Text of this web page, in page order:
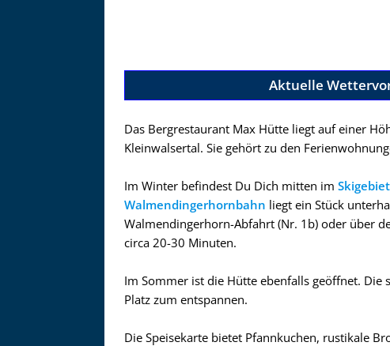
Aktuelle
Das Bergrestaurant Max Hütte liegt auf einer
Kleinwalsertal. Sie gehört zu den
Im Winter befindest Du Dich mitten im
Walmendingerhornbahn liegt ein Stück
Walmendingerhorn-Abfahrt (Nr. 1b) oder über
circa 20-30 Minuten.
Im Sommer ist die Hütte ebenfalls geöffnet.
Platz zum entspannen.
Die Speisekarte bietet Pfannkuchen, rustikale